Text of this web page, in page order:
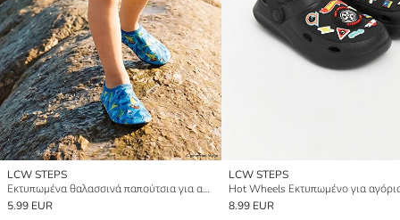
LCW STEPS
Εκτυπωμένα θαλασσινά παπούτσια για αγόρια
5.99 EUR
LCW STEPS
8.99 EUR